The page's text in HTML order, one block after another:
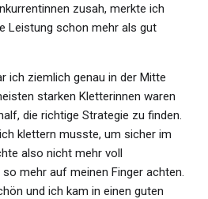
zusah, merkte ich
Leistung schon mehr als gut
ich ziemlich genau in der Mitte
starken Kletterinnen waren
die richtige Strategie zu finden.
klettern musste, um sicher im
also nicht mehr voll
mehr auf meinen Finger achten.
und ich kam in einen guten